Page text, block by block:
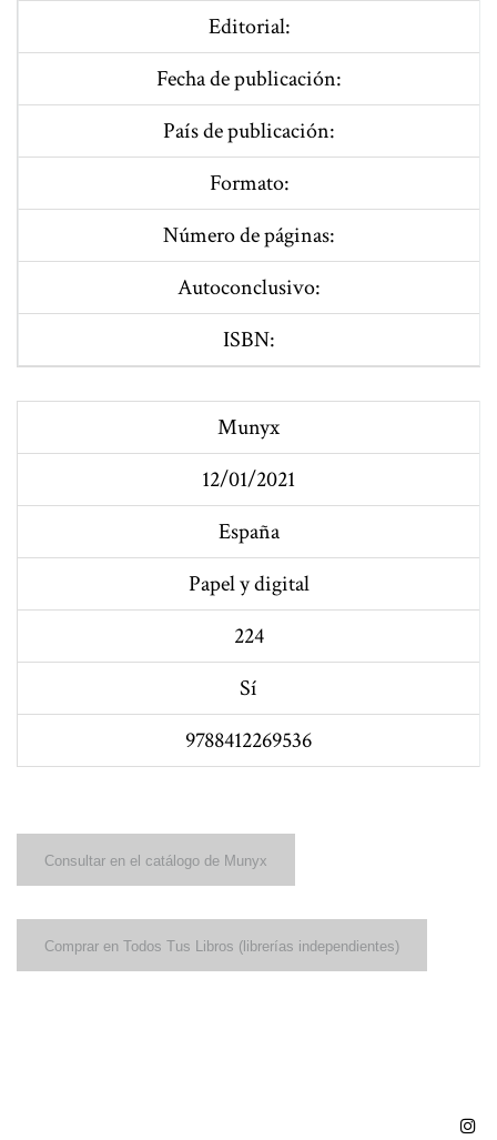
Editorial:
Fecha de publicación:
País de publicación:
Formato:
Número de páginas:
Autoconclusivo:
ISBN:
Munyx
12/01/2021
España
Papel y digital
224
Sí
9788412269536
Consultar en el catálogo de Munyx
Comprar en Todos Tus Libros (librerías independientes)